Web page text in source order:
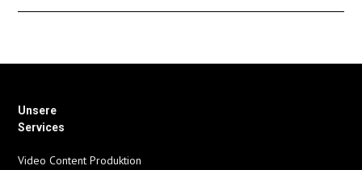
Unsere
Services
Video Content Produktion